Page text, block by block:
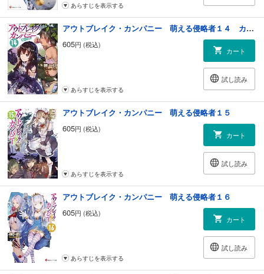
あらすじを表示する
アウトブレイク・カンパニー 萌える侵略者１４ カラーイラスト増量版
605円 (税込)
カート
試し読み
あらすじを表示する
アウトブレイク・カンパニー 萌える侵略者１５
605円 (税込)
カート
試し読み
あらすじを表示する
アウトブレイク・カンパニー 萌える侵略者１６
605円 (税込)
カート
試し読み
あらすじを表示する